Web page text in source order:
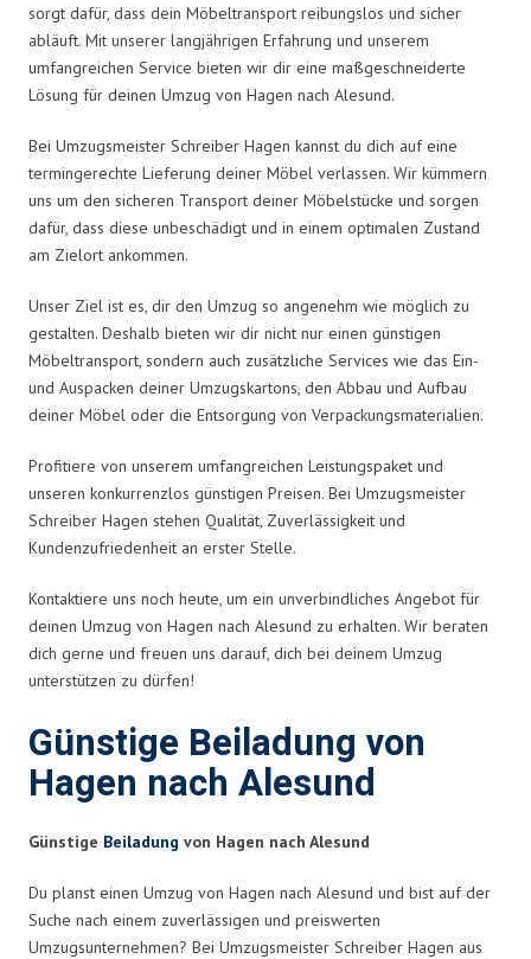
sorgt dafür, dass dein Möbeltransport reibungslos und sicher
abläuft. Mit unserer langjährigen Erfahrung und unserem
umfangreichen Service bieten wir dir eine maßgeschneiderte
Lösung für deinen Umzug von Hagen nach Alesund.
Bei Umzugsmeister Schreiber Hagen kannst du dich auf eine
termingerechte Lieferung deiner Möbel verlassen. Wir kümmern
uns um den sicheren Transport deiner Möbelstücke und sorgen
dafür, dass diese unbeschädigt und in einem optimalen Zustand
am Zielort ankommen.
Unser Ziel ist es, dir den Umzug so angenehm wie möglich zu
gestalten. Deshalb bieten wir dir nicht nur einen günstigen
Möbeltransport, sondern auch zusätzliche Services wie das Ein-
und Auspacken deiner Umzugskartons, den Abbau und Aufbau
deiner Möbel oder die Entsorgung von Verpackungsmaterialien.
Profitiere von unserem umfangreichen Leistungspaket und
unseren konkurrenzlos günstigen Preisen. Bei Umzugsmeister
Schreiber Hagen stehen Qualität, Zuverlässigkeit und
Kundenzufriedenheit an erster Stelle.
Kontaktiere uns noch heute, um ein unverbindliches Angebot für
deinen Umzug von Hagen nach Alesund zu erhalten. Wir beraten
dich gerne und freuen uns darauf, dich bei deinem Umzug
unterstützen zu dürfen!
Günstige Beiladung von
Hagen nach Alesund
Günstige Beiladung von Hagen nach Alesund
Du planst einen Umzug von Hagen nach Alesund und bist auf der
Suche nach einem zuverlässigen und preiswerten
Umzugsunternehmen? Bei Umzugsmeister Schreiber Hagen aus